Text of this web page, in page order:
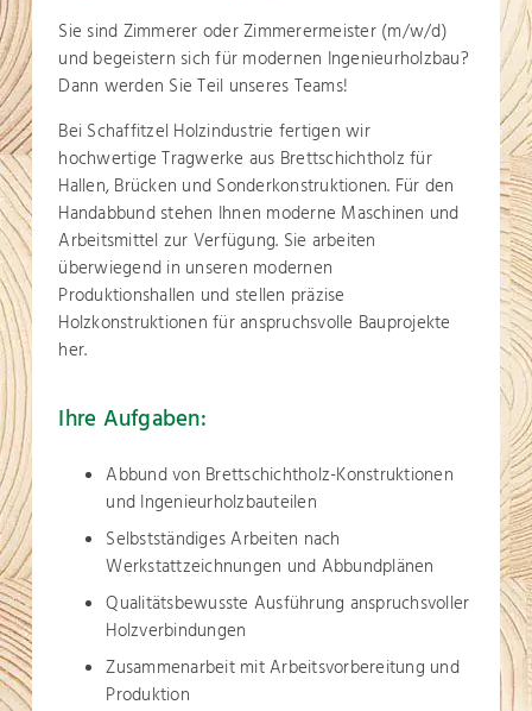
Sie sind Zimmerer oder Zimmerermeister (m/w/d)
und begeistern sich für modernen Ingenieurholzbau?
Dann werden Sie Teil unseres Teams!
Bei Schaffitzel Holzindustrie fertigen wir
hochwertige Tragwerke aus Brettschichtholz für
Hallen, Brücken und Sonderkonstruktionen. Für den
Handabbund stehen Ihnen moderne Maschinen und
Arbeitsmittel zur Verfügung. Sie arbeiten
überwiegend in unseren modernen
Produktionshallen und stellen präzise
Holzkonstruktionen für anspruchsvolle Bauprojekte
her.
Ihre Aufgaben:
Abbund von Brettschichtholz-Konstruktionen
und Ingenieurholzbauteilen
Selbstständiges Arbeiten nach
Werkstattzeichnungen und Abbundplänen
Qualitätsbewusste Ausführung anspruchsvoller
Holzverbindungen
Zusammenarbeit mit Arbeitsvorbereitung und
Produktion